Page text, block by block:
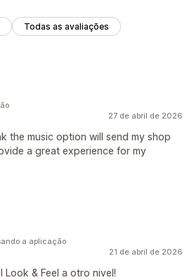
Todas as avaliações
27 de abril de 2026
the music option will send my shop
a great experience for my
21 de abril de 2026
Look & Feel a otro nivel!
a aplicação